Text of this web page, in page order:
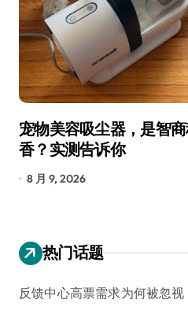
宠物美容吸尘器，是智
香？实测告诉你
8 月 9, 2026
热门话题
反馈中心高票需求为何被忽视